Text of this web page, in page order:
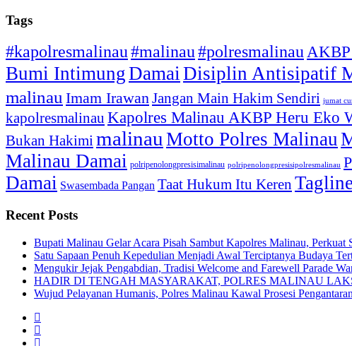
Tags
#kapolresmalinau#malinau#polresmalinau
Bumi IntimungDamaiDisiplin Antisipatif
malinau Imam IrawanJangan Main Hakim Sendiri jumat
kapolresmalinau Kapolres Malinau AKBP Heru Eko
Bukan Hakimi malinau Motto Polres Malinau
Malinau Damai polripenolongpresisimalinau polripenolongpresisipolresmalinau
Damai Swasembada Pangan Taat Hukum Itu Keren
Recent Posts
Bupati Malinau Gelar Acara Pisah Sambut Kapolres Malinau, Perkuat
Satu Sapaan Penuh Kepedulian Menjadi Awal Terciptanya Budaya
Mengukir Jejak Pengabdian, Tradisi Welcome and Farewell Parade
HADIR DI TENGAH MASYARAKAT, POLRES MALINAU
Wujud Pelayanan Humanis, Polres Malinau Kawal Prosesi